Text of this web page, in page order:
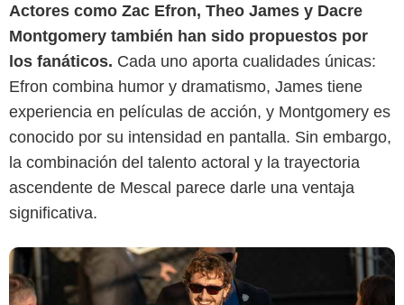
Actores como Zac Efron, Theo James y Dacre
Montgomery también han sido propuestos por
los fanáticos. Cada uno aporta cualidades únicas:
Efron combina humor y dramatismo, James tiene
experiencia en películas de acción, y Montgomery es
conocido por su intensidad en pantalla. Sin embargo,
la combinación del talento actoral y la trayectoria
ascendente de Mescal parece darle una ventaja
significativa.
Jezebel